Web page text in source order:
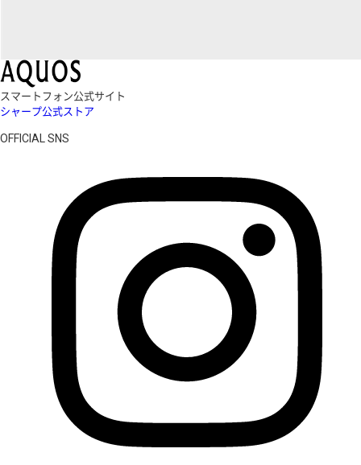
スマートフォン公式サイト
シャープ公式ストア
OFFICIAL SNS